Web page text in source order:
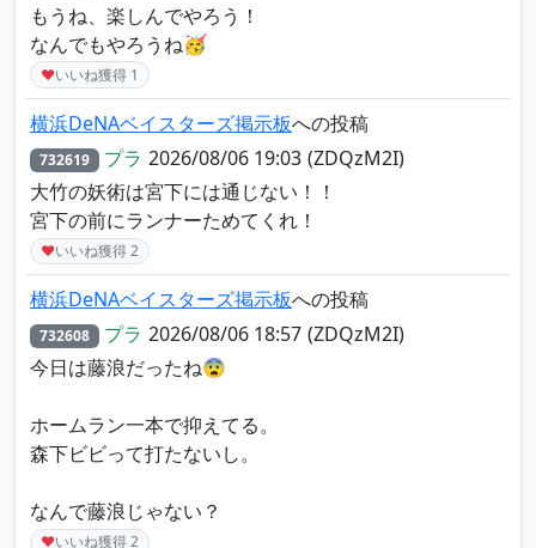
もうね、楽しんでやろう！
なんでもやろうね🥳
♥いいね獲得 1
横浜DeNAベイスターズ掲示板への投稿
732619 プラ 2026/08/06 19:03 (ZDQzM2I)
大竹の妖術は宮下には通じない！！
宮下の前にランナーためてくれ！
♥いいね獲得2
横浜DeNAベイスターズ掲示板への投稿
732608 プラ 2026/08/06 18:57 (ZDQzM2I)
今日は藤浪だったね😨
ホームラン一本で抑えてる。
森下ビビって打たないし。
なんで藤浪じゃない？
♥いいね獲得2